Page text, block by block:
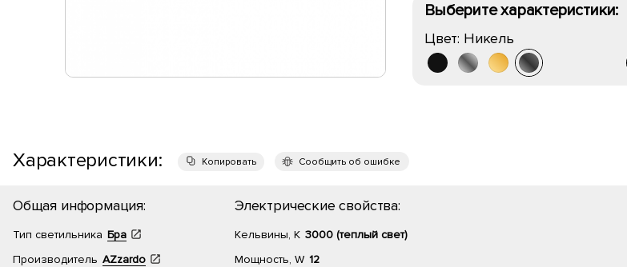
Выберите характеристики:
Цвет: Никель
Характеристики: Копировать Сообщить об ошибке
Общая информация:
Тип светильника Бра
Производитель AZzardo
Электрические свойства:
Кельвины, К 3000 (теплый свет)
Мощность, W 12